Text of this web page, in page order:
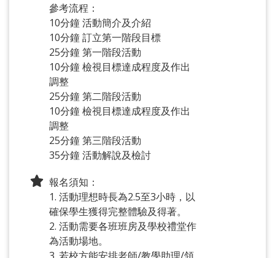
參考流程：
10分鐘 活動簡介及介紹
10分鐘 訂立第一階段目標
25分鐘 第一階段活動
10分鐘 檢視目標達成程度及作出
調整
25分鐘 第二階段活動
10分鐘 檢視目標達成程度及作出
調整
25分鐘 第三階段活動
35分鐘 活動解說及檢討
報名須知：
1. 活動理想時長為2.5至3小時，以
確保學生獲得完整體驗及得著。
2. 活動需要各班班房及學校禮堂作
為活動場地。